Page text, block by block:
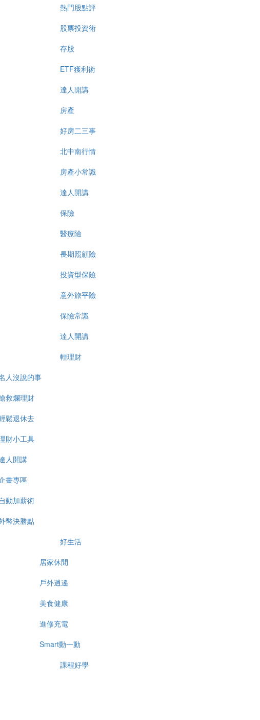
熱門股點評
股票投資術
存股
ETF獲利術
達人開講
房產
好房二三事
北中南行情
房產小常識
達人開講
保險
醫療險
長期照顧險
投資型保險
意外旅平險
保險常識
達人開講
輕理財
人沒說的事
救爛理財
鬆退休去
財小工具
人開講
畫專區
動加薪術
幣決勝點
好生活
居家休閒
戶外逍遙
美食健康
進修充電
Smart動一動
課程好學